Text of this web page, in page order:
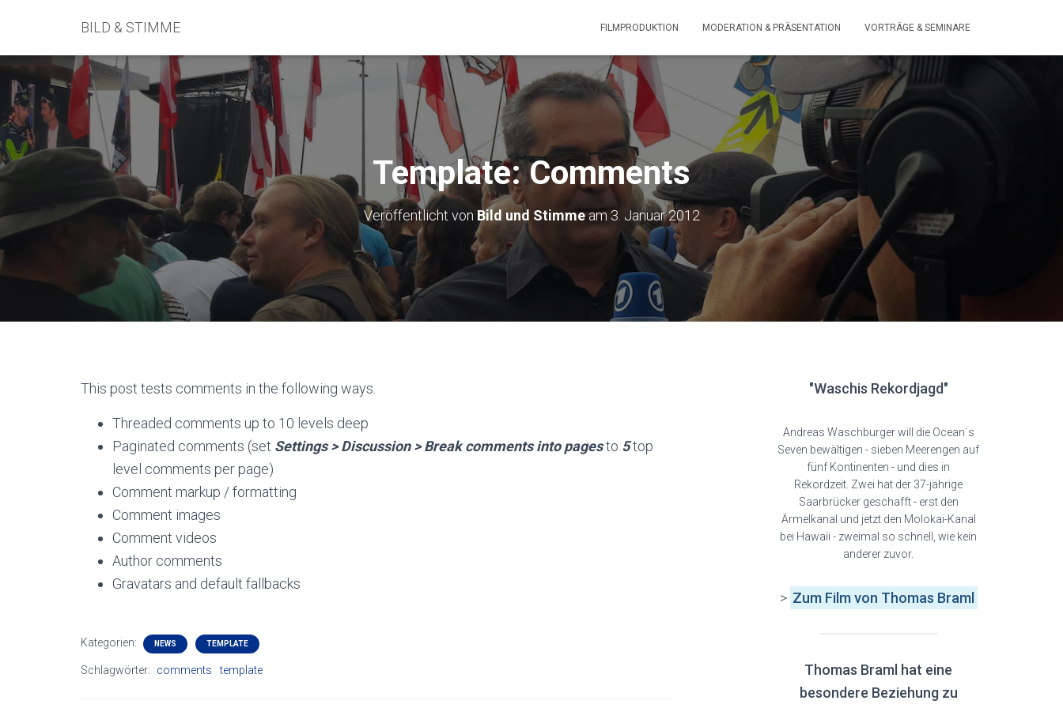
BILD & STIMME FILMPRODUKTION MODERATION & PRÄSENTATION VORTRÄGE & SEMINARE
Template: Comments
Veröffentlicht von Bild und Stimmeam3. Januar 2012
This post tests comments in the following ways.
Threaded comments up to 10 levels deep
Paginated comments (set Settings > Discussion > Break comments into pagesto 5top
level comments per page)
Comment markup / formatting
Comment images
Comment videos
Author comments
Gravatars and default fallbacks
Kategorien: NEWS TEMPLATE
Schlagwörter: comments template
"Waschis Rekordjagd"
Andreas Waschburger will die Ocean´s
Seven bewältigen - sieben Meerengen auf
fünf Kontinenten - und dies in
Rekordzeit. Zwei hat der 37-jährige
Saarbrücker geschafft - erst den
Ärmelkanal und jetzt den Molokai-Kanal
bei Hawaii - zweimal so schnell, wie kein
anderer zuvor.
> Zum Filmvon Thomas Braml
Thomas Braml hat eine
besondere Beziehung zu